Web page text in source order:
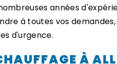
années
à toutes vos
d'urgence.
À